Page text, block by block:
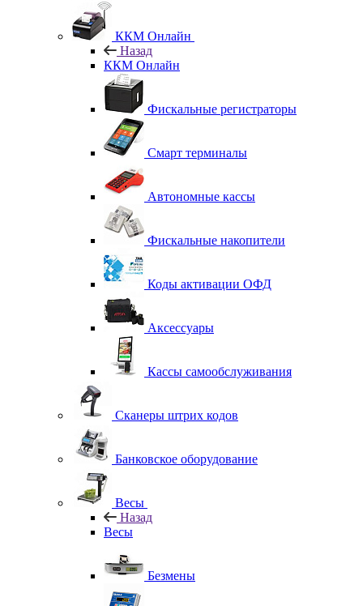
ККМ Онлайн
Назад
ККМ Онлайн
Фискальные регистраторы
Смарт терминалы
Автономные кассы
Фискальные накопители
Коды активации ОФД
Аксессуары
Кассы самообслуживания
Сканеры штрих кодов
Банковское оборудование
Весы
Назад
Весы
Безмены